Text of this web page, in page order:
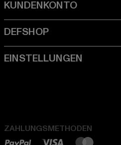
ZAHLUNGSMETHODEN